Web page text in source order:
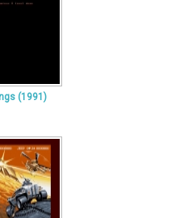
(1991)